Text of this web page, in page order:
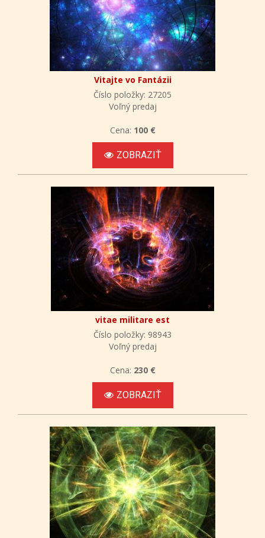
Vitajte vo Fantázii
Číslo položky: 27205
Voľný predaj
Cena: 100 €
ZOBRAZIŤ
vitae militare est
Číslo položky: 98943
Voľný predaj
Cena: 230 €
ZOBRAZIŤ